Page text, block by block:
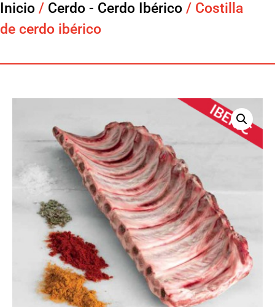
Inicio / Cerdo - Cerdo Ibérico / Costilla
de cerdo ibérico